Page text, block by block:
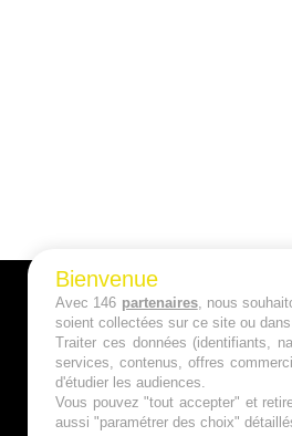
A
Qui
Bienvenue
Avec 146 partenaires, nous
soient collectées sur ce site ou
Traiter ces données (identifiants,
services, contenus, offres
d'étudier les audiences.
Vous pouvez "tout accepter" et
aussi "paramétrer des choix"